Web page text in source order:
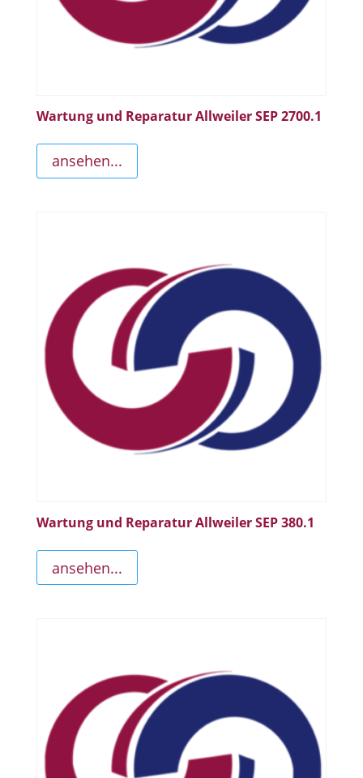
Wartung und Reparatur Allweiler SEP 2700.1
ansehen...
Wartung und Reparatur Allweiler SEP 380.1
ansehen...